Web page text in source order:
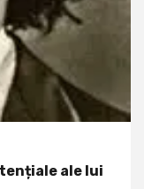
ale lui